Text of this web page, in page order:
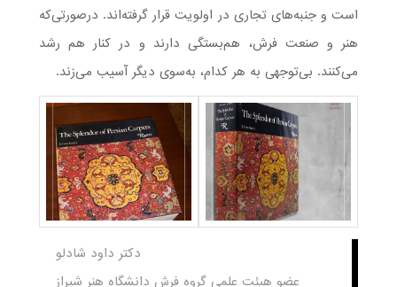
است و جنبه‌های تجاری در اولویت قرار گرفته‌اند. درصورتی‌که
هنر و صنعت فرش، هم‌بستگی دارند و در کنار هم رشد
می‌کنند. بی‌توجهی به هر کدام، به‌سوی دیگر آسیب می‌زند.
دکتر داود شادلو
عضو هیئت علمی گروه فرش دانشگاه هنر شیراز